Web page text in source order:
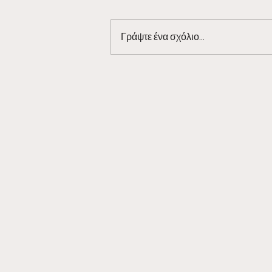
Barman Tales 7/3
Γράψτε ένα σχόλιο...